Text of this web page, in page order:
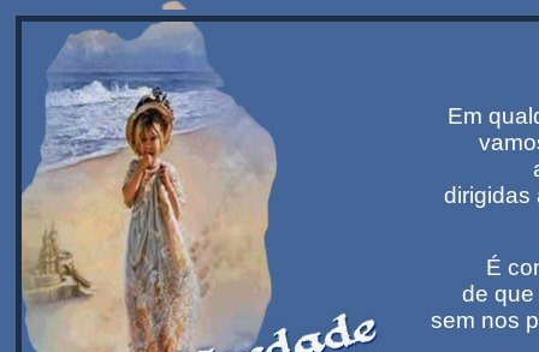
Em
dirigidas
É
de
sem nos